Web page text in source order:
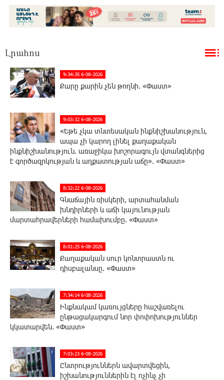
Լրահոս
9:34:35 6-08-2026
Քարը քարին չեն թողնի. «Փաստ»
9:03:32 6-08-2026
«Եթե չկա տնտեսական ինքնիշխանություն,
ապա չի կարող լինել քաղաքական
ինքնիշխանություն. առաջիկա խոշորագույն վտանգներից
է գործազրկության և աղքատության աճը». «Փաստ»
8:32:22 6-08-2026
Գնաճային ռիսկերի, արտահանման
խնդիրների և աճի կայունության
մարտահրավերների համախումբը. «Փաստ»
8:01:25 6-08-2026
Քաղաքական սուր կոնտրաստն ու
դիսբալանսը. «Փաստ»
7:34:14 6-08-2026
Ինքնակամ կառույցները հաշվառելու
ընթացակարգում նոր փոփոխություններ
կկատարվեն. «Փաստ»
7:03:23 6-08-2026
Ընտրություններն ավարտվեցին,
իշխանություններին էլ ոչինչ չի